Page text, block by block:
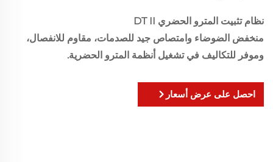
نظام تثبيت المترو الحضري DT II
منخفض الضوضاء وامتصاص جيد للصدمات، مقاوم للانفصال،
وموفر للتكاليف في تشغيل أنظمة المترو الحضرية.
احصل على عرض أسعار